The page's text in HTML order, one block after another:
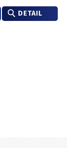
DETAIL